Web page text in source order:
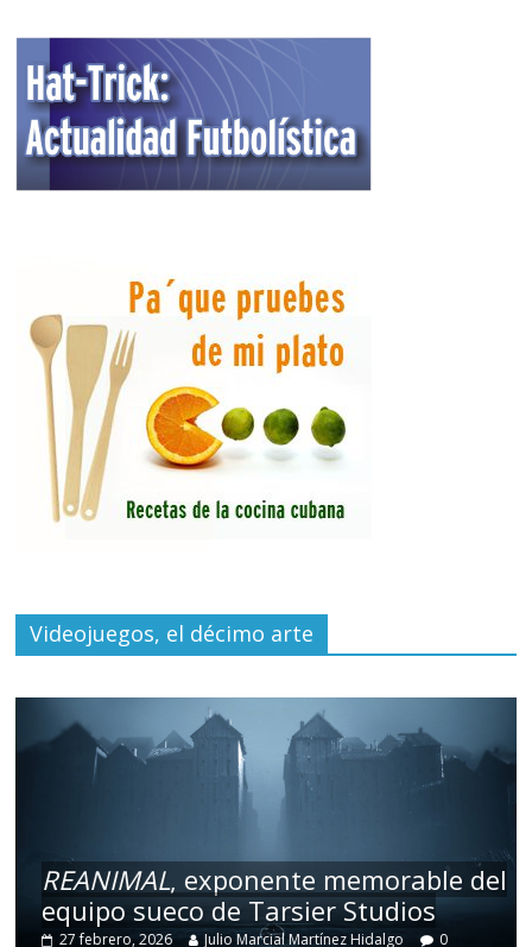
Videojuegos, el décimo arte
REANIMAL, exponente memorable del
equipo sueco de Tarsier Studios
27 febrero, 2026 Julio Marcial Martínez Hidalgo 0